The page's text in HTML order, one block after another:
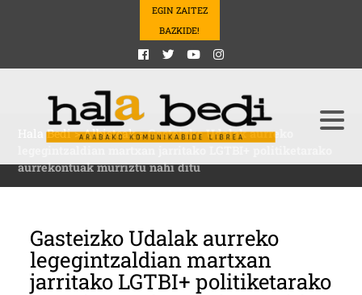
EGIN ZAITEZ
BAZKIDE!
Hala Bedi>Albisteak>Gasteizko Udalak aurreko
aurrekontuak murriztu nahi ditu
Gasteizko Udalak aurreko
legegintzaldian martxan
jarritako LGTBI+ politiketarako